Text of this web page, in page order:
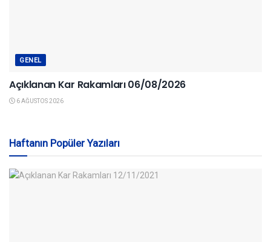
GENEL
Açıklanan Kar Rakamları 06/08/2026
6 AĞUSTOS 2026
Haftanın Popüler Yazıları